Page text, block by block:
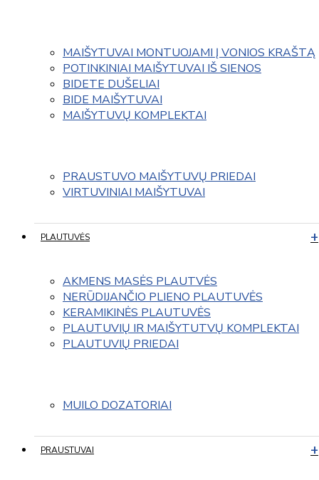
MAIŠYTUVAI MONTUOJAMI Į VONIOS KRAŠTĄ
POTINKINIAI MAIŠYTUVAI IŠ SIENOS
BIDETE DUŠELIAI
BIDE MAIŠYTUVAI
MAIŠYTUVŲ KOMPLEKTAI
PRAUSTUVO MAIŠYTUVŲ PRIEDAI
VIRTUVINIAI MAIŠYTUVAI
PLAUTUVĖS
AKMENS MASĖS PLAUTVĖS
NERŪDIJANČIO PLIENO PLAUTUVĖS
KERAMIKINĖS PLAUTUVĖS
PLAUTUVIŲ IR MAIŠYTUTVŲ KOMPLEKTAI
PLAUTUVIŲ PRIEDAI
MUILO DOZATORIAI
PRAUSTUVAI